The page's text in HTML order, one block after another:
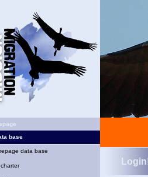
base
data base